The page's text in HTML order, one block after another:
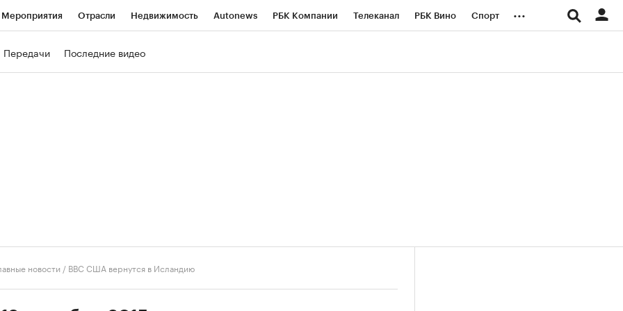
Мероприятия Отрасли Недвижимость Autonews РБК Компании Телеканал РБК Вино Спорт ...
Передачи Последние видео
новости / ВВС США вернутся в Исландию